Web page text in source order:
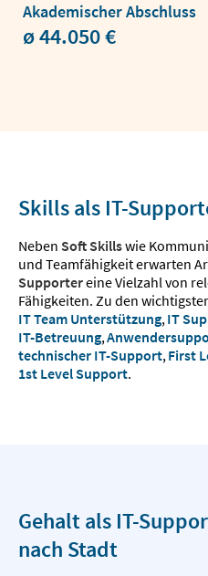
Akademischer Abschluss
ø 44.050 €
Skills als IT-
Neben Soft Skillswie
und Teamfähigkeit erwarten
Supportereine Vielzahl von
Fähigkeiten. Zu den
IT Team Unterstützung, IT
IT-Betreuung,
technischer IT-Support, First
1st Level Support.
Gehalt als IT-
nach Stadt